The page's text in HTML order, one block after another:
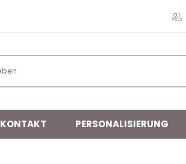
KONTAKT PERSONALISIERUNG